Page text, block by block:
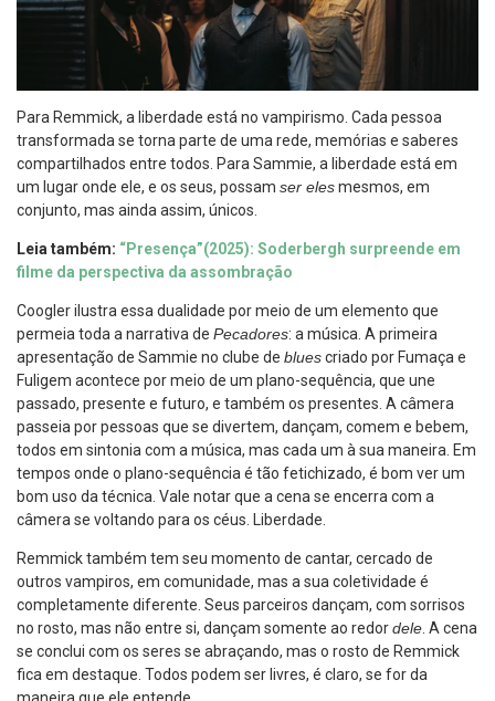
Para Remmick, a liberdade está no vampirismo. Cada pessoa
transformada se torna parte de uma rede, memórias e saberes
compartilhados entre todos. Para Sammie, a liberdade está em
um lugar onde ele, e os seus, possam ser elesmesmos, em
conjunto, mas ainda assim, únicos.
Leia também: “Presença”(2025): Soderbergh surpreende em
filme da perspectiva da assombração
Coogler ilustra essa dualidade por meio de um elemento que
permeia toda a narrativa de Pecadores: a música. A primeira
apresentação de Sammie no clube de bluescriado por Fumaça e
Fuligem acontece por meio de um plano-sequência, que une
passado, presente e futuro, e também os presentes. A câmera
passeia por pessoas que se divertem, dançam, comem e bebem,
todos em sintonia com a música, mas cada um à sua maneira. Em
tempos onde o plano-sequência é tão fetichizado, é bom ver um
bom uso da técnica. Vale notar que a cena se encerra com a
câmera se voltando para os céus. Liberdade.
Remmick também tem seu momento de cantar, cercado de
outros vampiros, em comunidade, mas a sua coletividade é
completamente diferente. Seus parceiros dançam, com sorrisos
no rosto, mas não entre si, dançam somente ao redordele. A cena
se conclui com os seres se abraçando, mas o rosto de Remmick
fica em destaque. Todos podem ser livres, é claro, se for da